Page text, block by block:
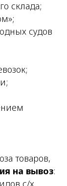
склада;
судов
товаров,
на вывоз:
с/х